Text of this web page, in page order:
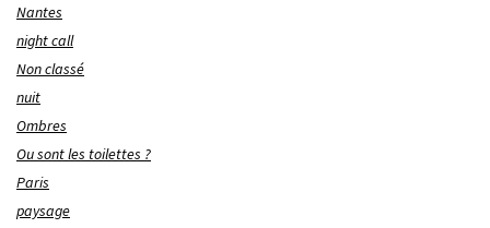
Nantes
night call
Non classé
nuit
Ombres
Ou sont les toilettes ?
Paris
paysage